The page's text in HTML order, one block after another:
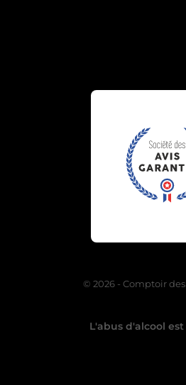
© 2026 - Comptoir des
L'abus d'alcool